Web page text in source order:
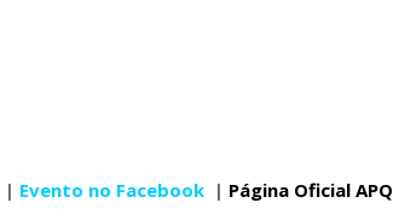
| Evento no Facebook | Página Oficial APQ